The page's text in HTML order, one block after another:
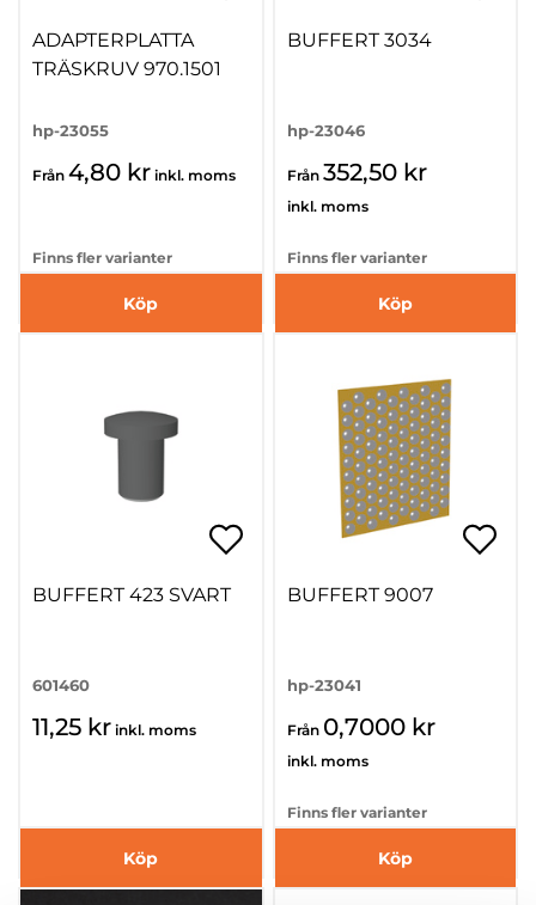
ADAPTERPLATTA
TRÄSKRUV 970.1501
hp-23055
Från 4,80 kr inkl. moms
Finns fler varianter
Köp
BUFFERT 3034
hp-23046
Från 352,50 kr
inkl. moms
Finns fler varianter
Köp
BUFFERT 423 SVART
601460
11,25 kr inkl. moms
Köp
BUFFERT 9007
hp-23041
Från 0,7000 kr
inkl. moms
Finns fler varianter
Köp